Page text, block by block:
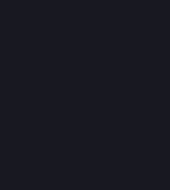
Hands on
Linux mit
und der